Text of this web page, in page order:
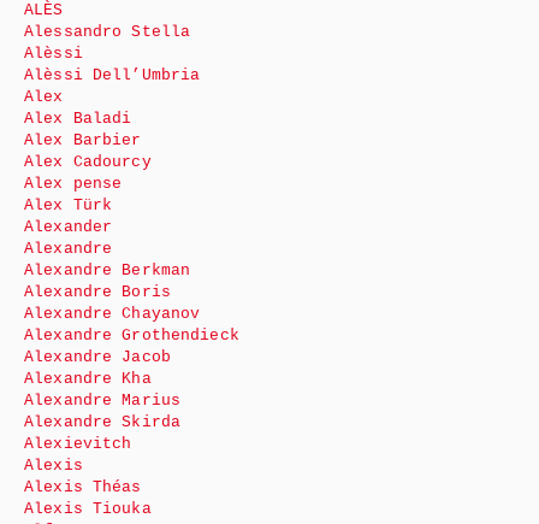
ALÈS
Alessandro Stella
Alèssi
Alèssi Dell’Umbria
Alex
Alex Baladi
Alex Barbier
Alex Cadourcy
Alex pense
Alex Türk
Alexander
Alexandre
Alexandre Berkman
Alexandre Boris
Alexandre Chayanov
Alexandre Grothendieck
Alexandre Jacob
Alexandre Kha
Alexandre Marius
Alexandre Skirda
Alexievitch
Alexis
Alexis Théas
Alexis Tiouka